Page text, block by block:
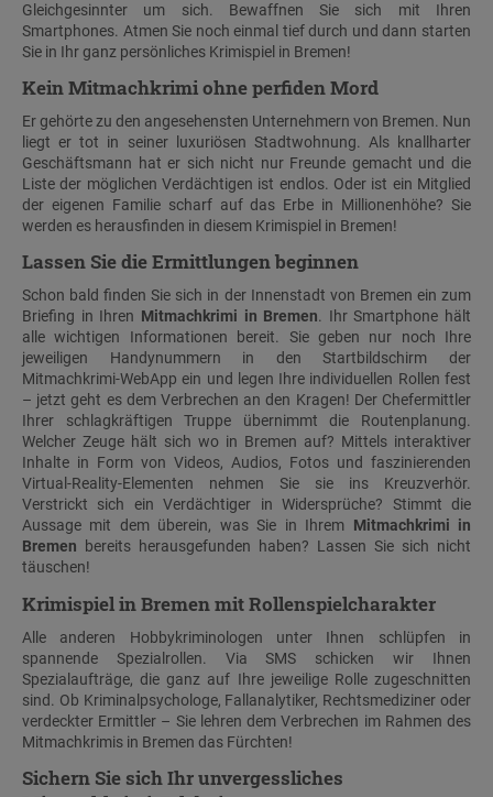
Gleichgesinnter um sich. Bewaffnen Sie sich mit Ihren
Smartphones. Atmen Sie noch einmal tief durch und dann starten
Sie in Ihr ganz persönliches Krimispiel in Bremen!
Kein Mitmachkrimi ohne perfiden Mord
Er gehörte zu den angesehensten Unternehmern von Bremen. Nun
liegt er tot in seiner luxuriösen Stadtwohnung. Als knallharter
Geschäftsmann hat er sich nicht nur Freunde gemacht und die
Liste der möglichen Verdächtigen ist endlos. Oder ist ein Mitglied
der eigenen Familie scharf auf das Erbe in Millionenhöhe? Sie
werden es herausfinden in diesem Krimispiel in Bremen!
Lassen Sie die Ermittlungen beginnen
Schon bald finden Sie sich in der Innenstadt von Bremen ein zum
Briefing in Ihren Mitmachkrimi in Bremen. Ihr Smartphone hält
alle wichtigen Informationen bereit. Sie geben nur noch Ihre
jeweiligen Handynummern in den Startbildschirm der
Mitmachkrimi-WebApp ein und legen Ihre individuellen Rollen fest
– jetzt geht es dem Verbrechen an den Kragen! Der Chefermittler
Ihrer schlagkräftigen Truppe übernimmt die Routenplanung.
Welcher Zeuge hält sich wo in Bremen auf? Mittels interaktiver
Inhalte in Form von Videos, Audios, Fotos und faszinierenden
Virtual-Reality-Elementen nehmen Sie sie ins Kreuzverhör.
Verstrickt sich ein Verdächtiger in Widersprüche? Stimmt die
Aussage mit dem überein, was Sie in Ihrem Mitmachkrimi in
Bremen bereits herausgefunden haben? Lassen Sie sich nicht
täuschen!
Krimispiel in Bremen mit Rollenspielcharakter
Alle anderen Hobbykriminologen unter Ihnen schlüpfen in
spannende Spezialrollen. Via SMS schicken wir Ihnen
Spezialaufträge, die ganz auf Ihre jeweilige Rolle zugeschnitten
sind. Ob Kriminalpsychologe, Fallanalytiker, Rechtsmediziner oder
verdeckter Ermittler – Sie lehren dem Verbrechen im Rahmen des
Mitmachkrimis in Bremen das Fürchten!
Sichern Sie sich Ihr unvergessliches